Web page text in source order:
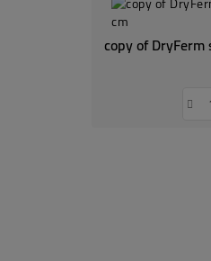
copy of